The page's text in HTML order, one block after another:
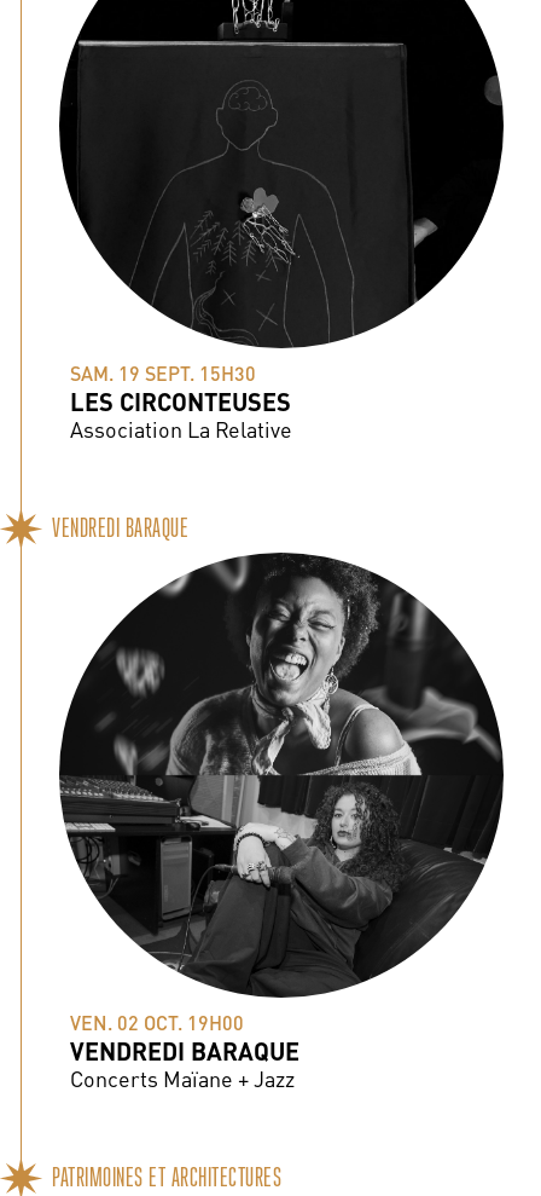
SAM. 19 SEPT. 15H30
LES CIRCONTEUSES
Association La Relative
VENDREDI BARAQUE
VEN. 02 OCT. 19H00
VENDREDI BARAQUE
Concerts Maïane + Jazz
PATRIMOINES ET ARCHITECTURES